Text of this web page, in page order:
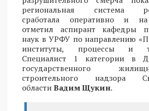
региональная система
сработала оперативно и на
отметил аспирант кафедры
наук в УРФУ по направлению
институты, процессы и
Специалист 1 категории в
государственного
строительного надзора
областиВадим Щукин.